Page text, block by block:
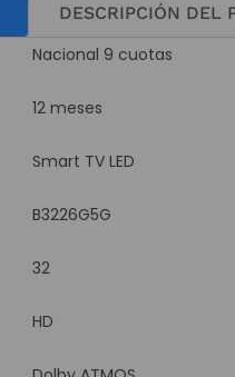
DESCRIPCIÓN DEL
Nacional 9 cuotas
12 meses
Smart TV LED
B3226G5G
32
HD